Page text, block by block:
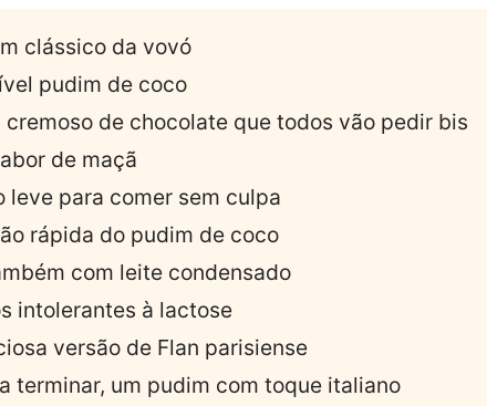
clássico da vovó
pudim de coco
cremoso de chocolate que todos vão pedir bis
de maçã
leve para comer sem culpa
rápida do pudim de coco
com leite condensado
intolerantes à lactose
versão de Flan parisiense
terminar, um pudim com toque italiano